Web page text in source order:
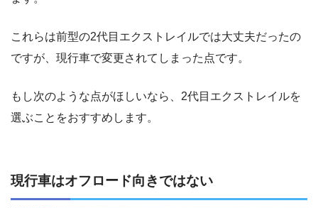
これらは前型の2代目エクストレイルでは大丈夫だったの
ですが、現行車で変更されてしまった点です。
もし次のような点がほしいなら、2代目エクストレイルを
選ぶことをおすすめします。
現行車はオフロード向きではない